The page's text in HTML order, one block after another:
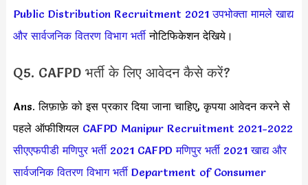
Public Distribution Recruitment 2021 उपभोक्ता मामले खाद्य
और सार्वजनिक वितरण विभाग भर्तीनोटिफिकेशन देखिये।
Q5. CAFPD भर्ती के लिए आवेदन कैसे करें?
Ans. लिफ़ाफ़े को इस प्रकार दिया जाना चाहिए, कृपया आवेदन करने से
पहले ऑफीशियल CAFPD Manipur Recruitment 2021-2022
सीएएफपीडी मणिपुर भर्ती 2021 CAFPD मणिपुर भर्ती 2021 खाद्य और
सार्वजनिक वितरण विभाग भर्ती Department of Consumer